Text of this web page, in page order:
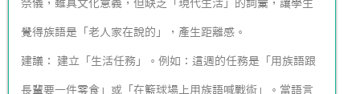
祭儀，雖具文化意義，但缺乏「現代生活」的詞彙，讓學生
覺得族語是「老人家在說的」，產生距離感。
建議： 建立「生活任務」。例如：這週的任務是「用族語跟
長輩要一件零食」或「在籃球場上用族語喊戰術」。當語言